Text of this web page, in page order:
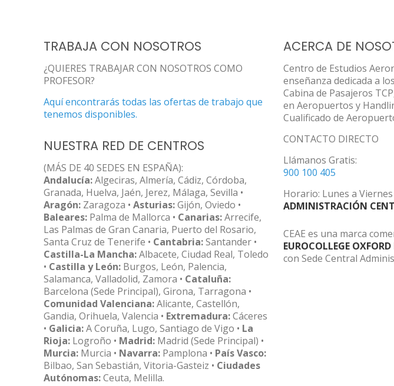
TRABAJA CON NOSOTROS
¿QUIERES TRABAJAR CON NOSOTROS COMO
PROFESOR?
Aquí encontrarás todas las ofertas de trabajo que
tenemos disponibles.
NUESTRA RED DE CENTROS
(MÁS DE 40 SEDES EN ESPAÑA):
Andalucía:Algeciras, Almería, Cádiz, Córdoba,
Granada, Huelva, Jaén, Jerez, Málaga, Sevilla •
Aragón: Zaragoza • Asturias:Gijón, Oviedo •
Baleares: Palma de Mallorca • Canarias:Arrecife,
Las Palmas de Gran Canaria, Puerto del Rosario,
Santa Cruz de Tenerife • Cantabria:Santander •
Castilla-La Mancha:Albacete, Ciudad Real, Toledo
• Castilla y León: Burgos, León, Palencia,
Salamanca, Valladolid, Zamora • Cataluña:
Barcelona (Sede Principal), Girona, Tarragona •
Comunidad Valenciana:Alicante, Castellón,
Gandia, Orihuela, Valencia • Extremadura:Cáceres
• Galicia:A Coruña, Lugo, Santiago de Vigo • La
Rioja: Logroño • Madrid: Madrid (Sede Principal) •
Murcia: Murcia • Navarra: Pamplona • País Vasco:
Bilbao, San Sebastián, Vitoria-Gasteiz • Ciudades
Autónomas:Ceuta, Melilla.
ACERCA DE
Centro de Estudios
enseñanza dedicada a
Cabina de Pasajeros
en Aeropuertos y
Cualificado de
CONTACTO DIRECTO
Llámanos Gratis:
900 100 405
Horario: Lunes a Viernes
ADMINISTRACIÓN
CEAE es una marca
EUROCOLLEGE
con Sede Central